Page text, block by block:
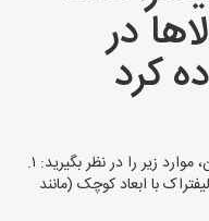
در
کرد
برای جابه‌جا کردن کالا در شرایط ویژه در ایران، موارد زیر را در نظر بگیرید: ۱.
با ابعاد کوچک (مانند